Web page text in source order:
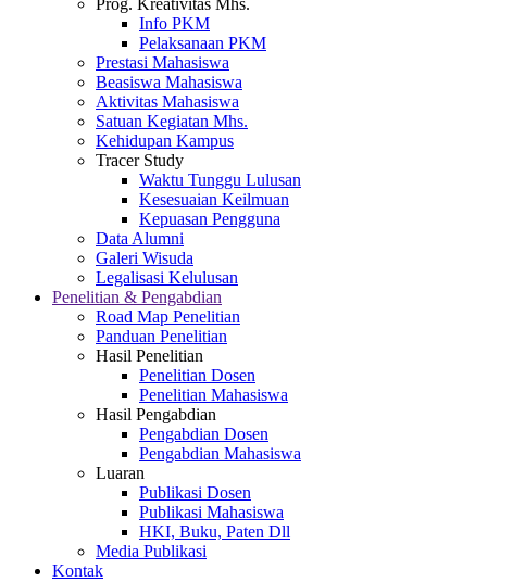
Prog. Kreativitas Mhs.
Info PKM
Pelaksanaan PKM
Prestasi Mahasiswa
Beasiswa Mahasiswa
Aktivitas Mahasiswa
Satuan Kegiatan Mhs.
Kehidupan Kampus
Tracer Study
Waktu Tunggu Lulusan
Kesesuaian Keilmuan
Kepuasan Pengguna
Data Alumni
Galeri Wisuda
Legalisasi Kelulusan
Penelitian & Pengabdian
Road Map Penelitian
Panduan Penelitian
Hasil Penelitian
Penelitian Dosen
Penelitian Mahasiswa
Hasil Pengabdian
Pengabdian Dosen
Pengabdian Mahasiswa
Luaran
Publikasi Dosen
Publikasi Mahasiswa
HKI, Buku, Paten Dll
Media Publikasi
Kontak